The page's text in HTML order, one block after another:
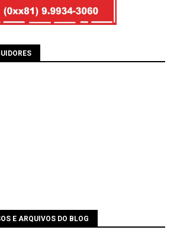
E ARQUIVOS DO BLOG